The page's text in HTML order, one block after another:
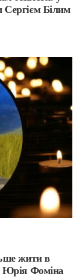
Сергієм Білим
жити в
Юрія Фоміна